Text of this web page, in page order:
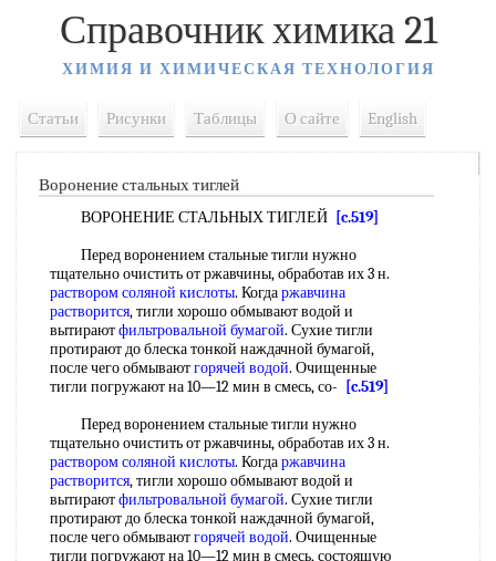
Справочник химика 21
ХИМИЯ И ХИМИЧЕСКАЯ ТЕХНОЛОГИЯ
Статьи Рисунки Таблицы О сайте English
Воронение стальных тиглей
ВОРОНЕНИЕ СТАЛЬНЫХ ТИГЛЕЙ [c.519]
Перед воронением стальные тигли нужно
тщательно очистить от ржавчины, обработав их 3 н.
раствором соляной кислоты. Когдаржавчина
растворится, тигли хорошо обмывают водой и
вытираютфильтровальной бумагой. Сухие тигли
протирают до блеска тонкой наждачной бумагой,
после чего обмываютгорячей водой. Очищенные
тигли погружают на 10—12 мин в смесь, со-
[c.519]
Перед воронением стальные тигли нужно
тщательно очистить от ржавчины, обработав их 3 н.
раствором соляной кислоты. Когдаржавчина
растворится, тигли хорошо обмывают водой и
вытираютфильтровальной бумагой. Сухие тигли
протирают до блеска тонкой наждачной бумагой,
после чего обмываютгорячей водой. Очищенные
тигли погружают на 10—12 мин в смесь, состоящую